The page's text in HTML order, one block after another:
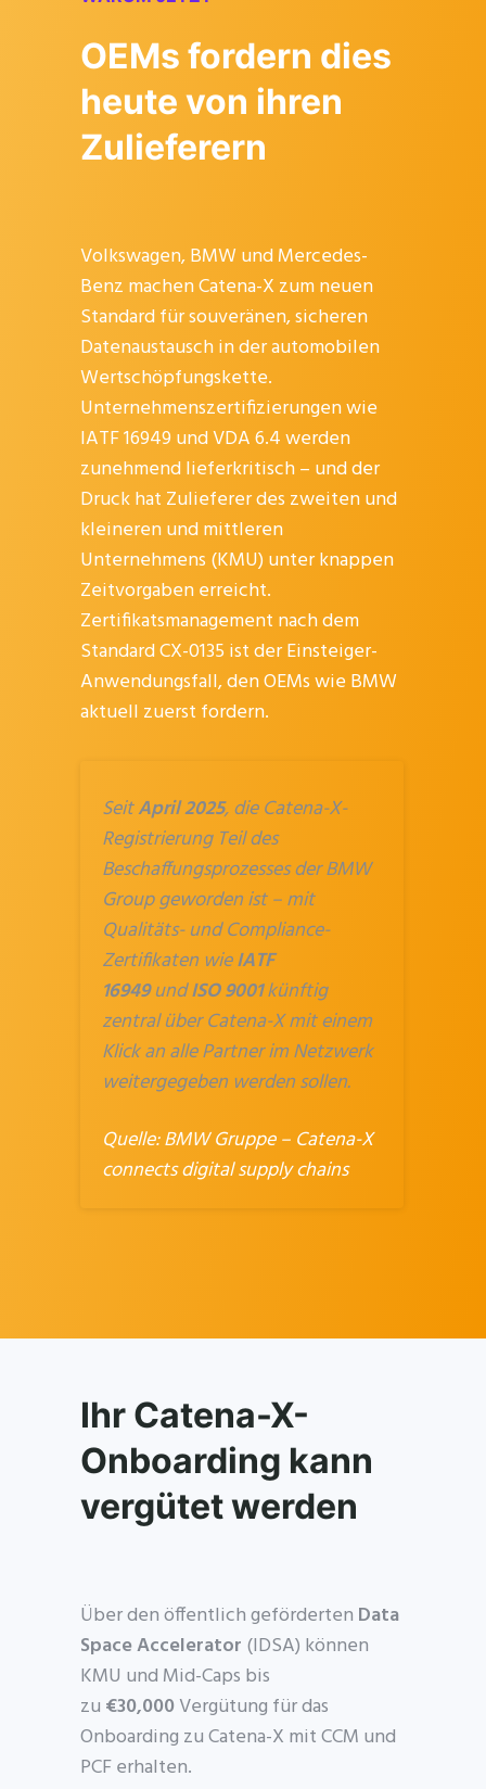
OEMs fordern dies
heute von ihren
Zulieferern
Volkswagen, BMW und Mercedes-
Benz machen Catena-X zum neuen
Standard für souveränen, sicheren
Datenaustausch in der automobilen
Wertschöpfungskette.
Unternehmenszertifizierungen wie
IATF 16949 und VDA 6.4 werden
zunehmend lieferkritisch – und der
Druck hat Zulieferer des zweiten und
kleineren und mittleren
Unternehmens (KMU) unter knappen
Zeitvorgaben erreicht.
Zertifikatsmanagement nach dem
Standard CX-0135 ist der Einsteiger-
Anwendungsfall, den OEMs wie BMW
aktuell zuerst fordern.
SeitApril 2025, die Catena-X-
Registrierung Teil des
Beschaffungsprozesses der BMW
Group geworden ist – mit
Qualitäts- und Compliance-
Zertifikaten wieIATF
16949undISO 9001künftig
zentral über Catena-X mit einem
Klick an alle Partner im Netzwerk
weitergegeben werden sollen.
Quelle:BMW Gruppe – Catena-X
connects digital supply chains
Ihr Catena-X-
Onboarding kann
vergütet werden
Über den öffentlich geförderten Data
Space Accelerator (IDSA) können
KMU und Mid-Caps bis
zu €30,000Vergütung für das
Onboarding zu Catena-X mit CCM und
PCF erhalten.